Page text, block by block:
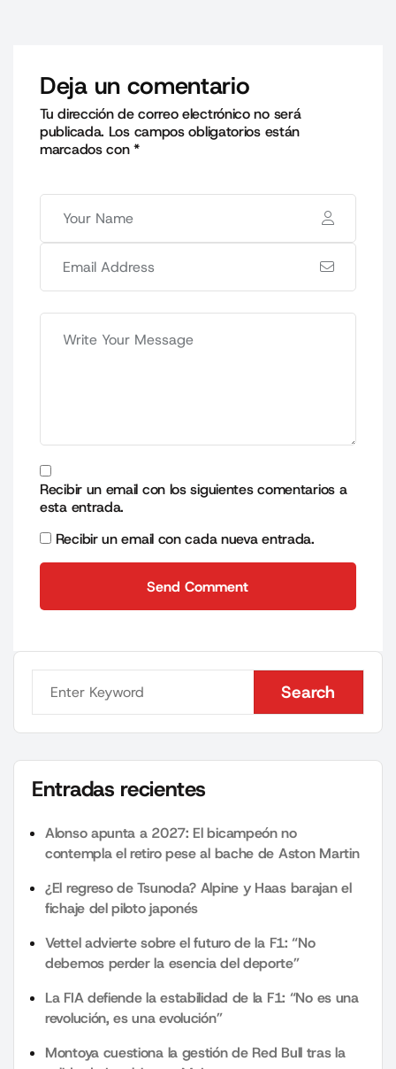
Deja un comentario
Tu dirección de correo electrónico no será
publicada. Los campos obligatorios están
marcados con*
Recibir un email con los siguientes comentarios a
esta entrada.
Recibir un email con cada nueva entrada.
Send Comment
Search
Search
Entradas recientes
Alonso apunta a 2027: El bicampeón no
contempla el retiro pese al bache de Aston Martin
¿El regreso de Tsunoda? Alpine y Haas barajan el
fichaje del piloto japonés
Vettel advierte sobre el futuro de la F1: “No
debemos perder la esencia del deporte”
La FIA defiende la estabilidad de la F1: “No es una
revolución, es una evolución”
Montoya cuestiona la gestión de Red Bull tras la